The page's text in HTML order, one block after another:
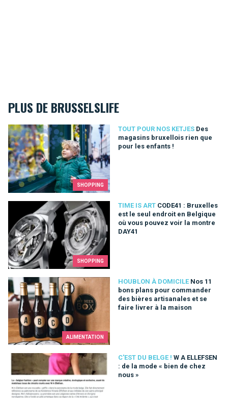
PLUS DE BRUSSELSLIFE
SHOPPING
TOUT POUR NOS KETJES Des
magasins bruxellois rien que
pour les enfants !
Des magasins bruxellois rien que pour les enfants !
SHOPPING
TIME IS ART CODE41 : Bruxelles
est le seul endroit en Belgique
où vous pouvez voir la montre
DAY41
CODE41 : Bruxelles est le seul endroit en Belgique où vous
ALIMENTATION
HOUBLON À DOMICILE Nos 11
bons plans pour commander
des bières artisanales et se
faire livrer à la maison
Nos 11 bons plans pour commander des bières artisanales
C'EST DU BELGE ! W A ELLEFSEN
: de la mode « bien de chez
nous »
W A ELLEFSEN : de la mode « bien de chez nous »